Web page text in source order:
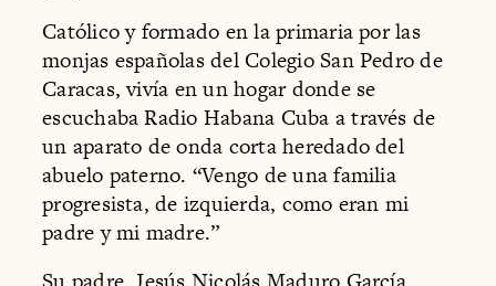
Católico y formado en la primaria por las
monjas españolas del Colegio San Pedro de
Caracas, vivía en un hogar donde se
escuchaba Radio Habana Cuba a través de
un aparato de onda corta heredado del
abuelo paterno. “Vengo de una familia
progresista, de izquierda, como eran mi
padre y mi madre.”